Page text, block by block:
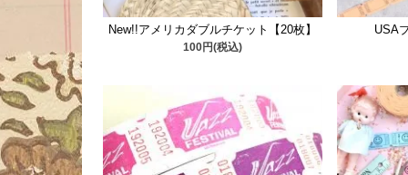
New!!アメリカダブルチケット【20枚】
100円(税込)
USA